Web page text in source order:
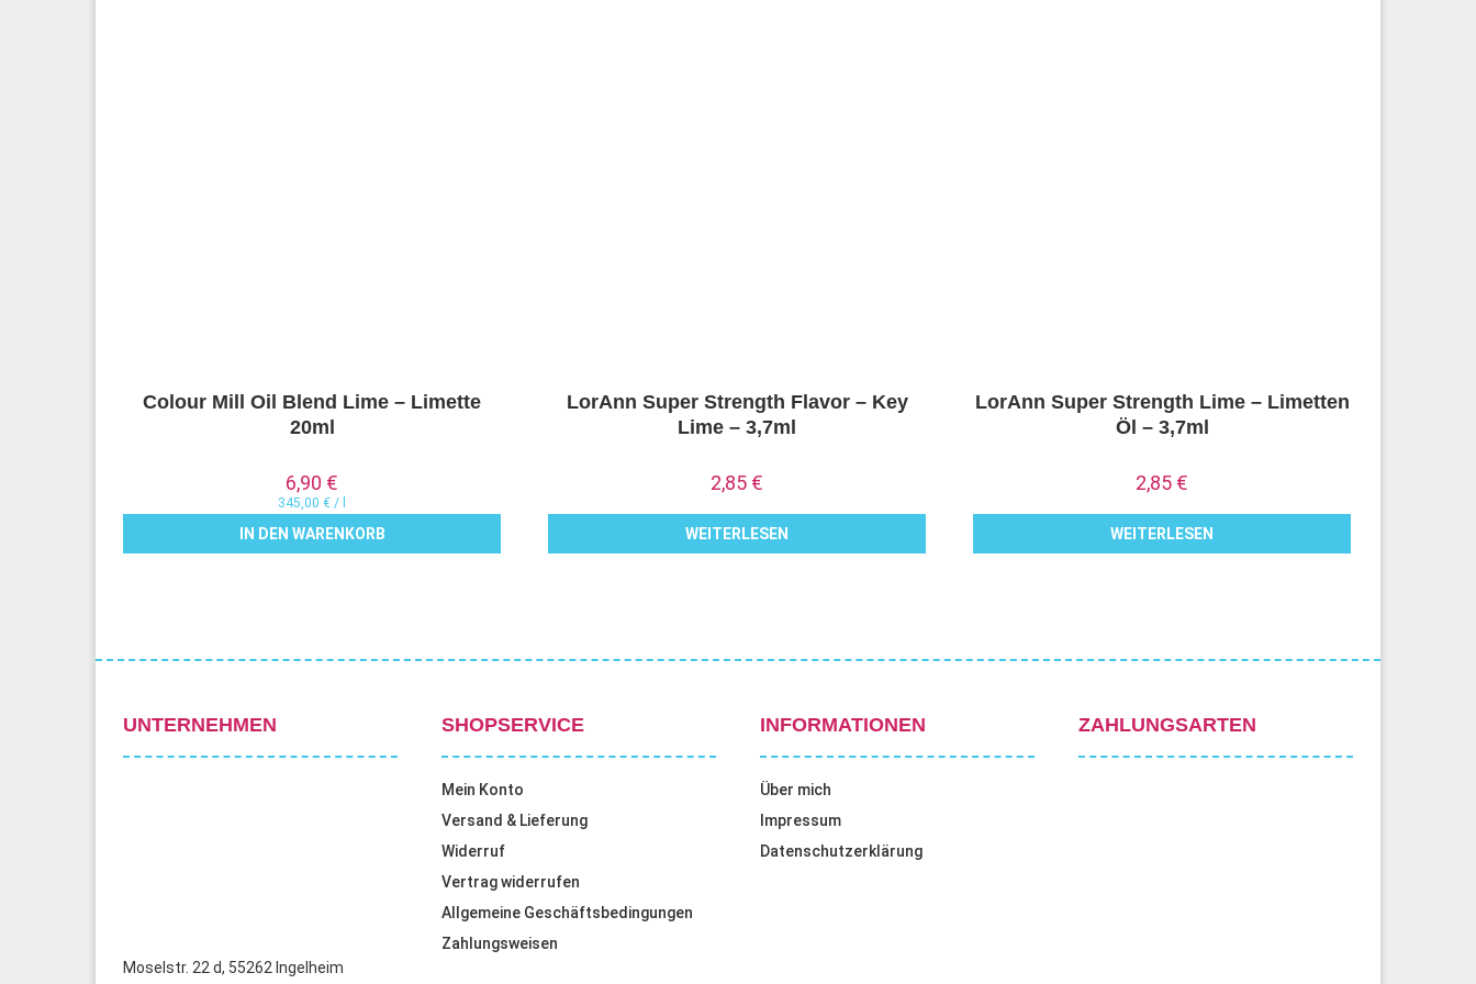
Colour Mill Oil Blend Lime – Limette
20ml
6,90 €
345,00€ /
IN DEN WARENKORB
LorAnn Super Strength Flavor – Key
Lime – 3,7ml
2,85 €
WEITERLESEN
LorAnn Super Strength Lime – Limetten
Öl – 3,7ml
2,85 €
WEITERLESEN
UNTERNEHMEN
Moselstr. 22 d, 55262 Ingelheim
SHOPSERVICE
Mein Konto
Versand & Lieferung
Widerruf
Vertrag widerrufen
Allgemeine Geschäftsbedingungen
Zahlungsweisen
INFORMATIONEN
Über mich
Impressum
Datenschutzerklärung
ZAHLUNGSARTEN